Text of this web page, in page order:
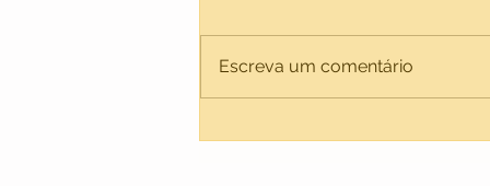
Escreva um comentário